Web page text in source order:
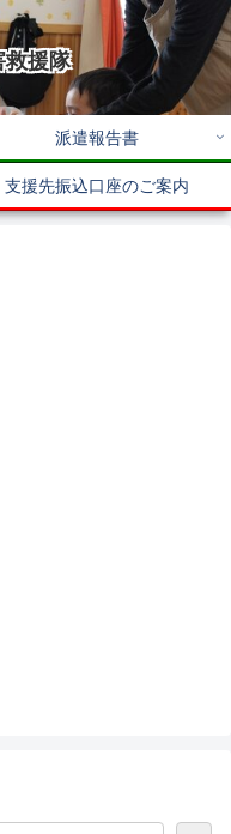
援隊
派遣報告書
支援先振込口座のご案内